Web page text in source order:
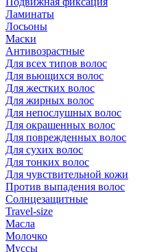
Ламинаты
Лосьоны
Маски
Антивозрастные
Для всех типов волос
Для вьющихся волос
Для жестких волос
Для жирных волос
Для непослушных волос
Для окрашенных волос
Для поврежденных волос
Для сухих волос
Для тонких волос
Для чувствительной кожи
Против выпадения волос
Солнцезащитные
Travel-size
Масла
Молочко
Муссы